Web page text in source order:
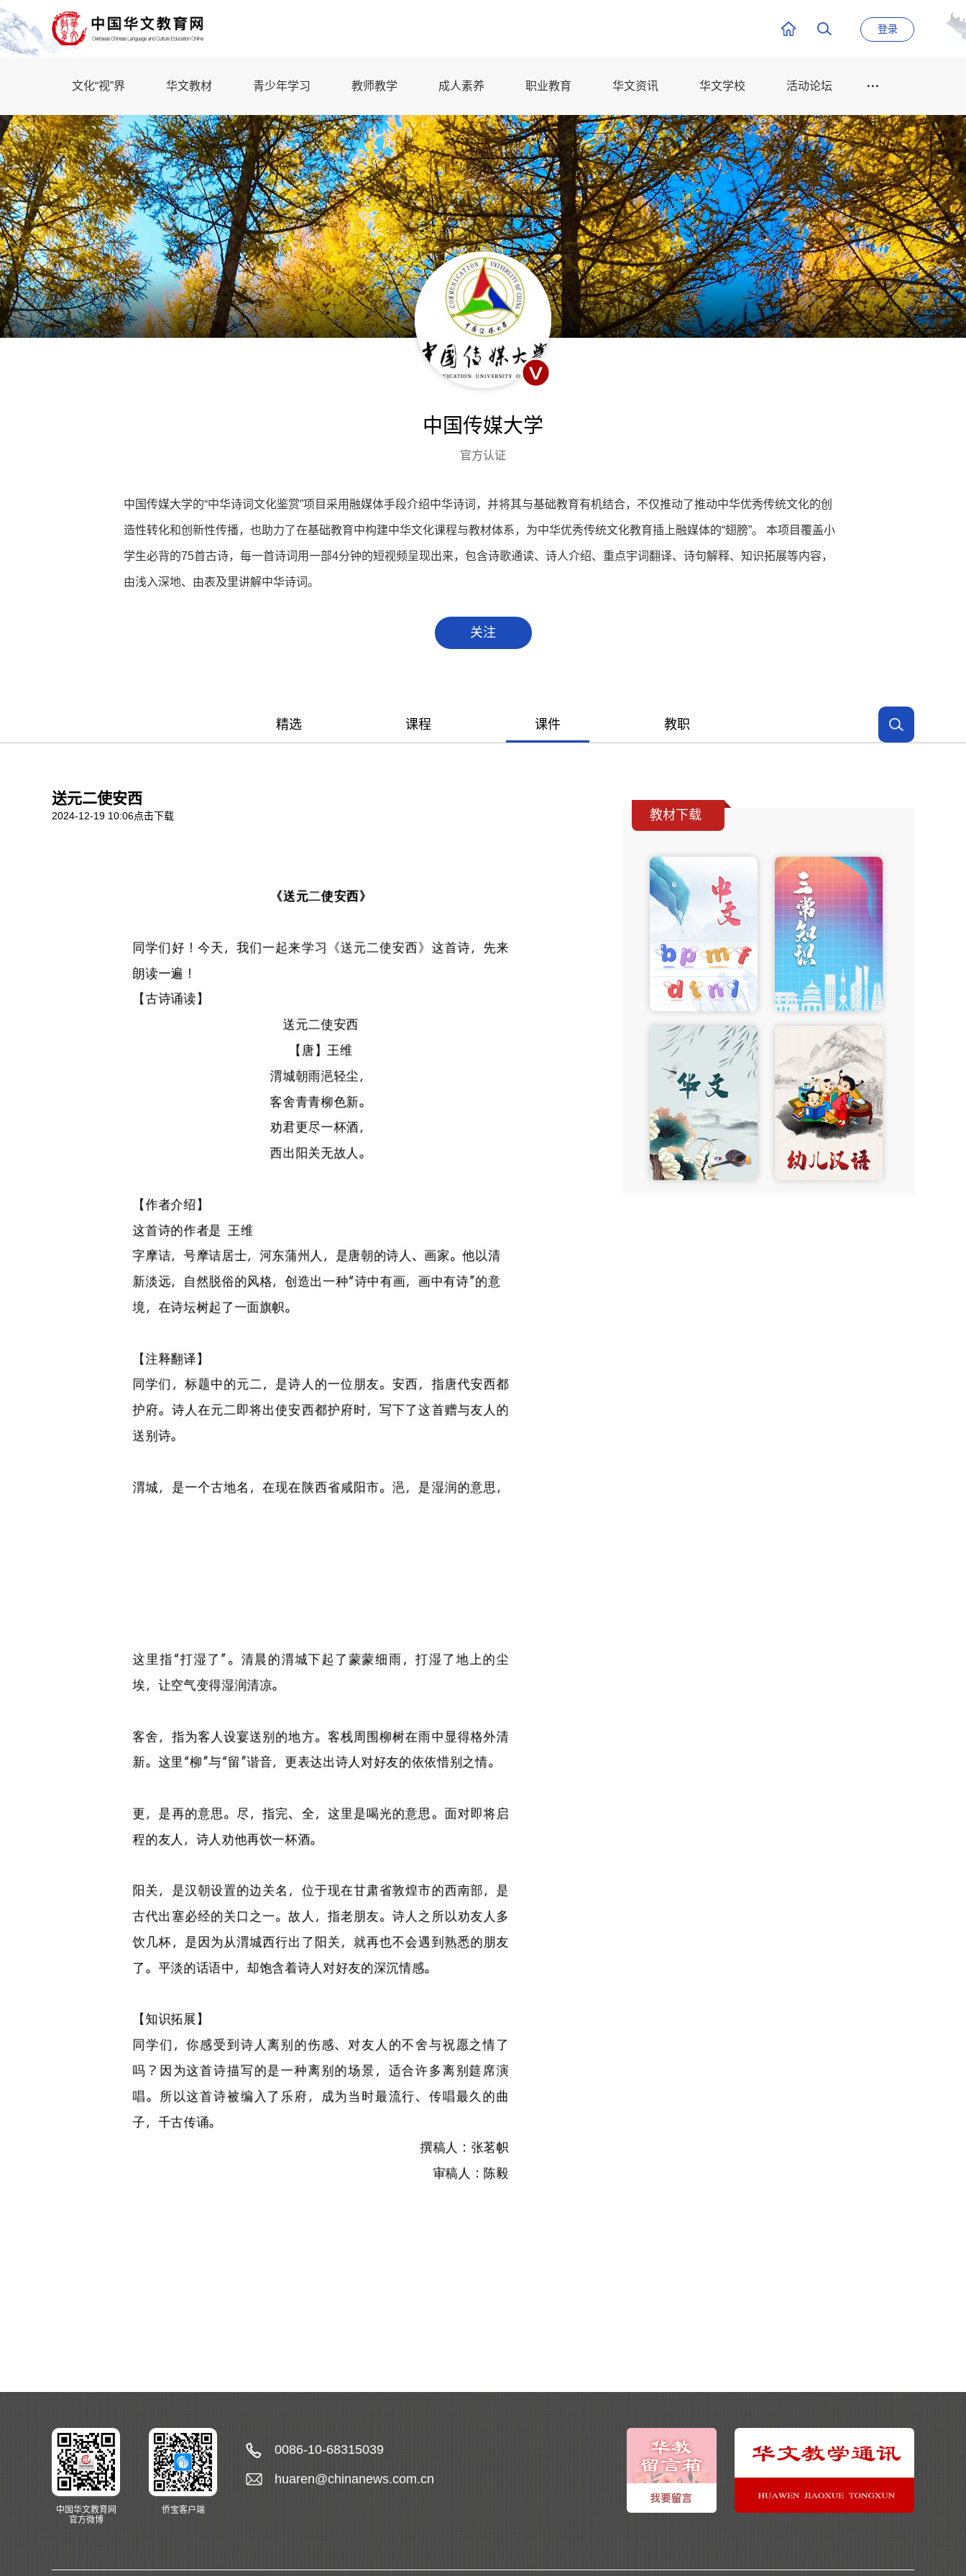
登录
文化“视”界 华文教材 青少年学习 教师教学 成人素养 职业教育 华文资讯 华文学校 活动论坛
中国传媒大学
官方认证
中国传媒大学的“中华诗词文化鉴赏”项目采用融媒体手段介绍中华诗词，并将其与基础教育有机结合，不仅推动了推动中华优秀传统文化的创
造性转化和创新性传播，也助力了在基础教育中构建中华文化课程与教材体系，为中华优秀传统文化教育插上融媒体的“翅膀”。 本项目覆盖小
学生必背的75首古诗，每一首诗词用一部4分钟的短视频呈现出来，包含诗歌通读、诗人介绍、重点宇词翻译、诗句解释、知识拓展等内容，
由浅入深地、由表及里讲解中华诗词。
关注
精选 课程 课件 教职
送元二使安西
2024-12-19 10:06点击下载 教材下载
中国华文教育网
官方微博
侨宝客户端
0086-10-68315039
huaren@chinanews.com.cn